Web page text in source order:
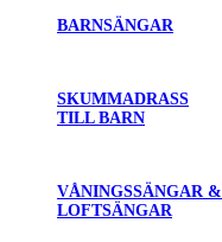
BARNSÄNGAR
SKUMMADRASS
TILL BARN
VÅNINGSSÄNGAR &
LOFTSÄNGAR